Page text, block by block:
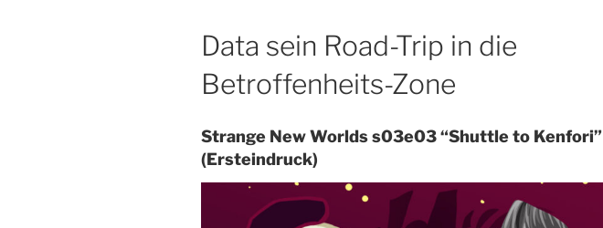
Data sein Road-Trip in die
Betroffenheits-Zone
Strange New Worlds s03e03 “Shuttle to Kenfori”
(Ersteindruck)